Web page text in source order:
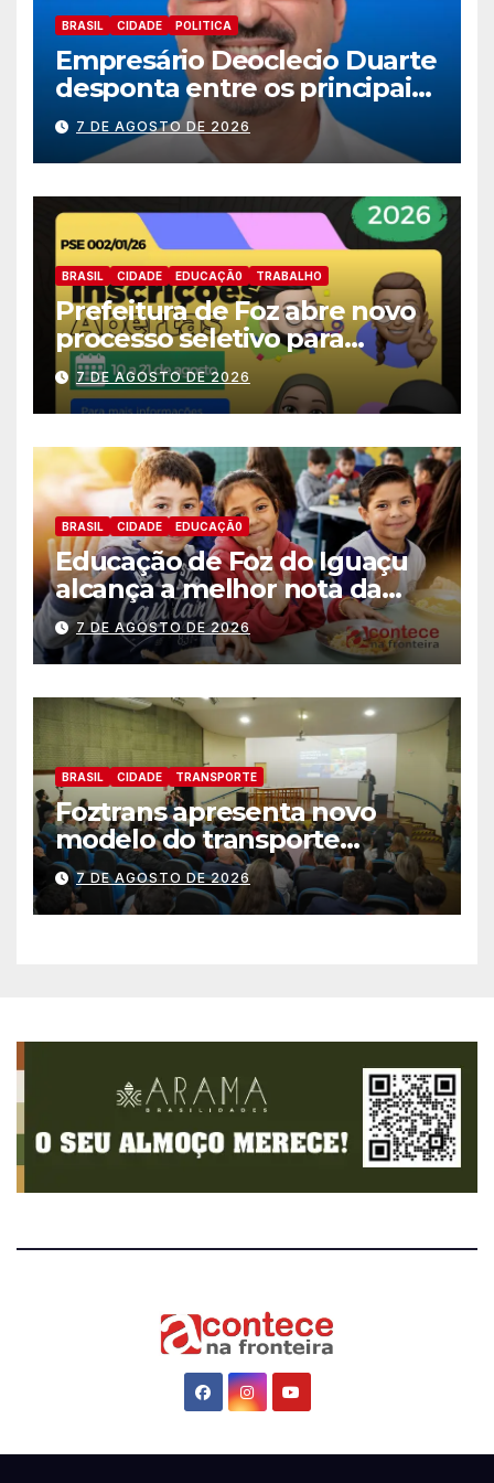
BRASIL CIDADE POLITICA
Empresário Deoclecio Duarte
desponta entre os principais
nomes do União Brasil para
deputado estadual
7 DE AGOSTO DE 2026
BRASIL CIDADE EDUCAÇÃ0 TRABALHO
Prefeitura de Foz abre novo
processo seletivo para
estagiários
7 DE AGOSTO DE 2026
BRASIL CIDADE EDUCAÇÃ0
Educação de Foz do Iguaçu
alcança a melhor nota da
história no IDEB
7 DE AGOSTO DE 2026
BRASIL CIDADE TRANSPORTE
Foztrans apresenta novo
modelo do transporte
coletivo em audiência
pública e avança para um
sistema mais moderno e
7 DE AGOSTO DE 2026